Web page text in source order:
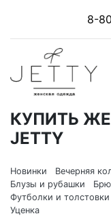
8-
КУПИТЬ
JETTY
Новинки Вечерняя
Блузы и рубашки
Футболки и толстовки
Уценка